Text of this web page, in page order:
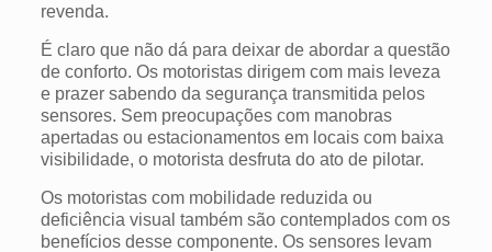
revenda.
É claro que não dá para deixar de abordar a questão
de conforto. Os motoristas dirigem com mais leveza
e prazer sabendo da segurança transmitida pelos
sensores. Sem preocupações com manobras
apertadas ou estacionamentos em locais com baixa
visibilidade, o motorista desfruta do ato de pilotar.
Os motoristas com mobilidade reduzida ou
deficiência visual também são contemplados com os
benefícios desse componente. Os sensores levam